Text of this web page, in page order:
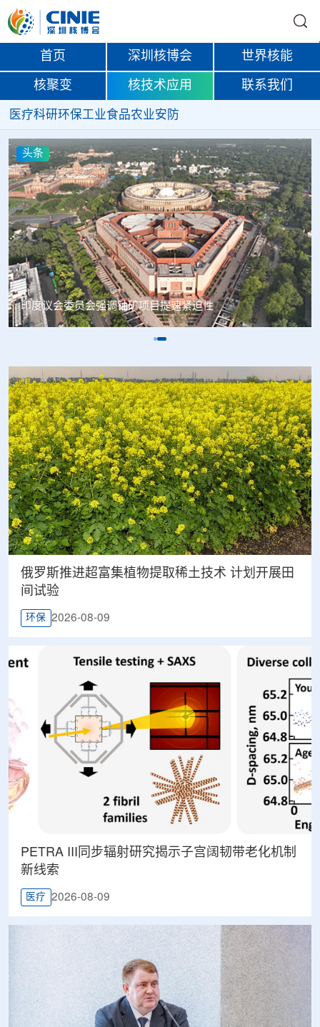
首页 深圳核博会 世界核能
核聚变 核技术应用 联系我们
医疗科研环保工业食品农业安防
头条
俄罗斯首款国产3D扫描仪Helix列入国家产品名录，
Rosatom完善增材制造技术链
俄罗斯推进超富集植物提取稀土技术 计划开展田
间试验
环保 2026-08-09
PETRA III同步辐射研究揭示子宫阔韧带老化机制
新线索
医疗 2026-08-09